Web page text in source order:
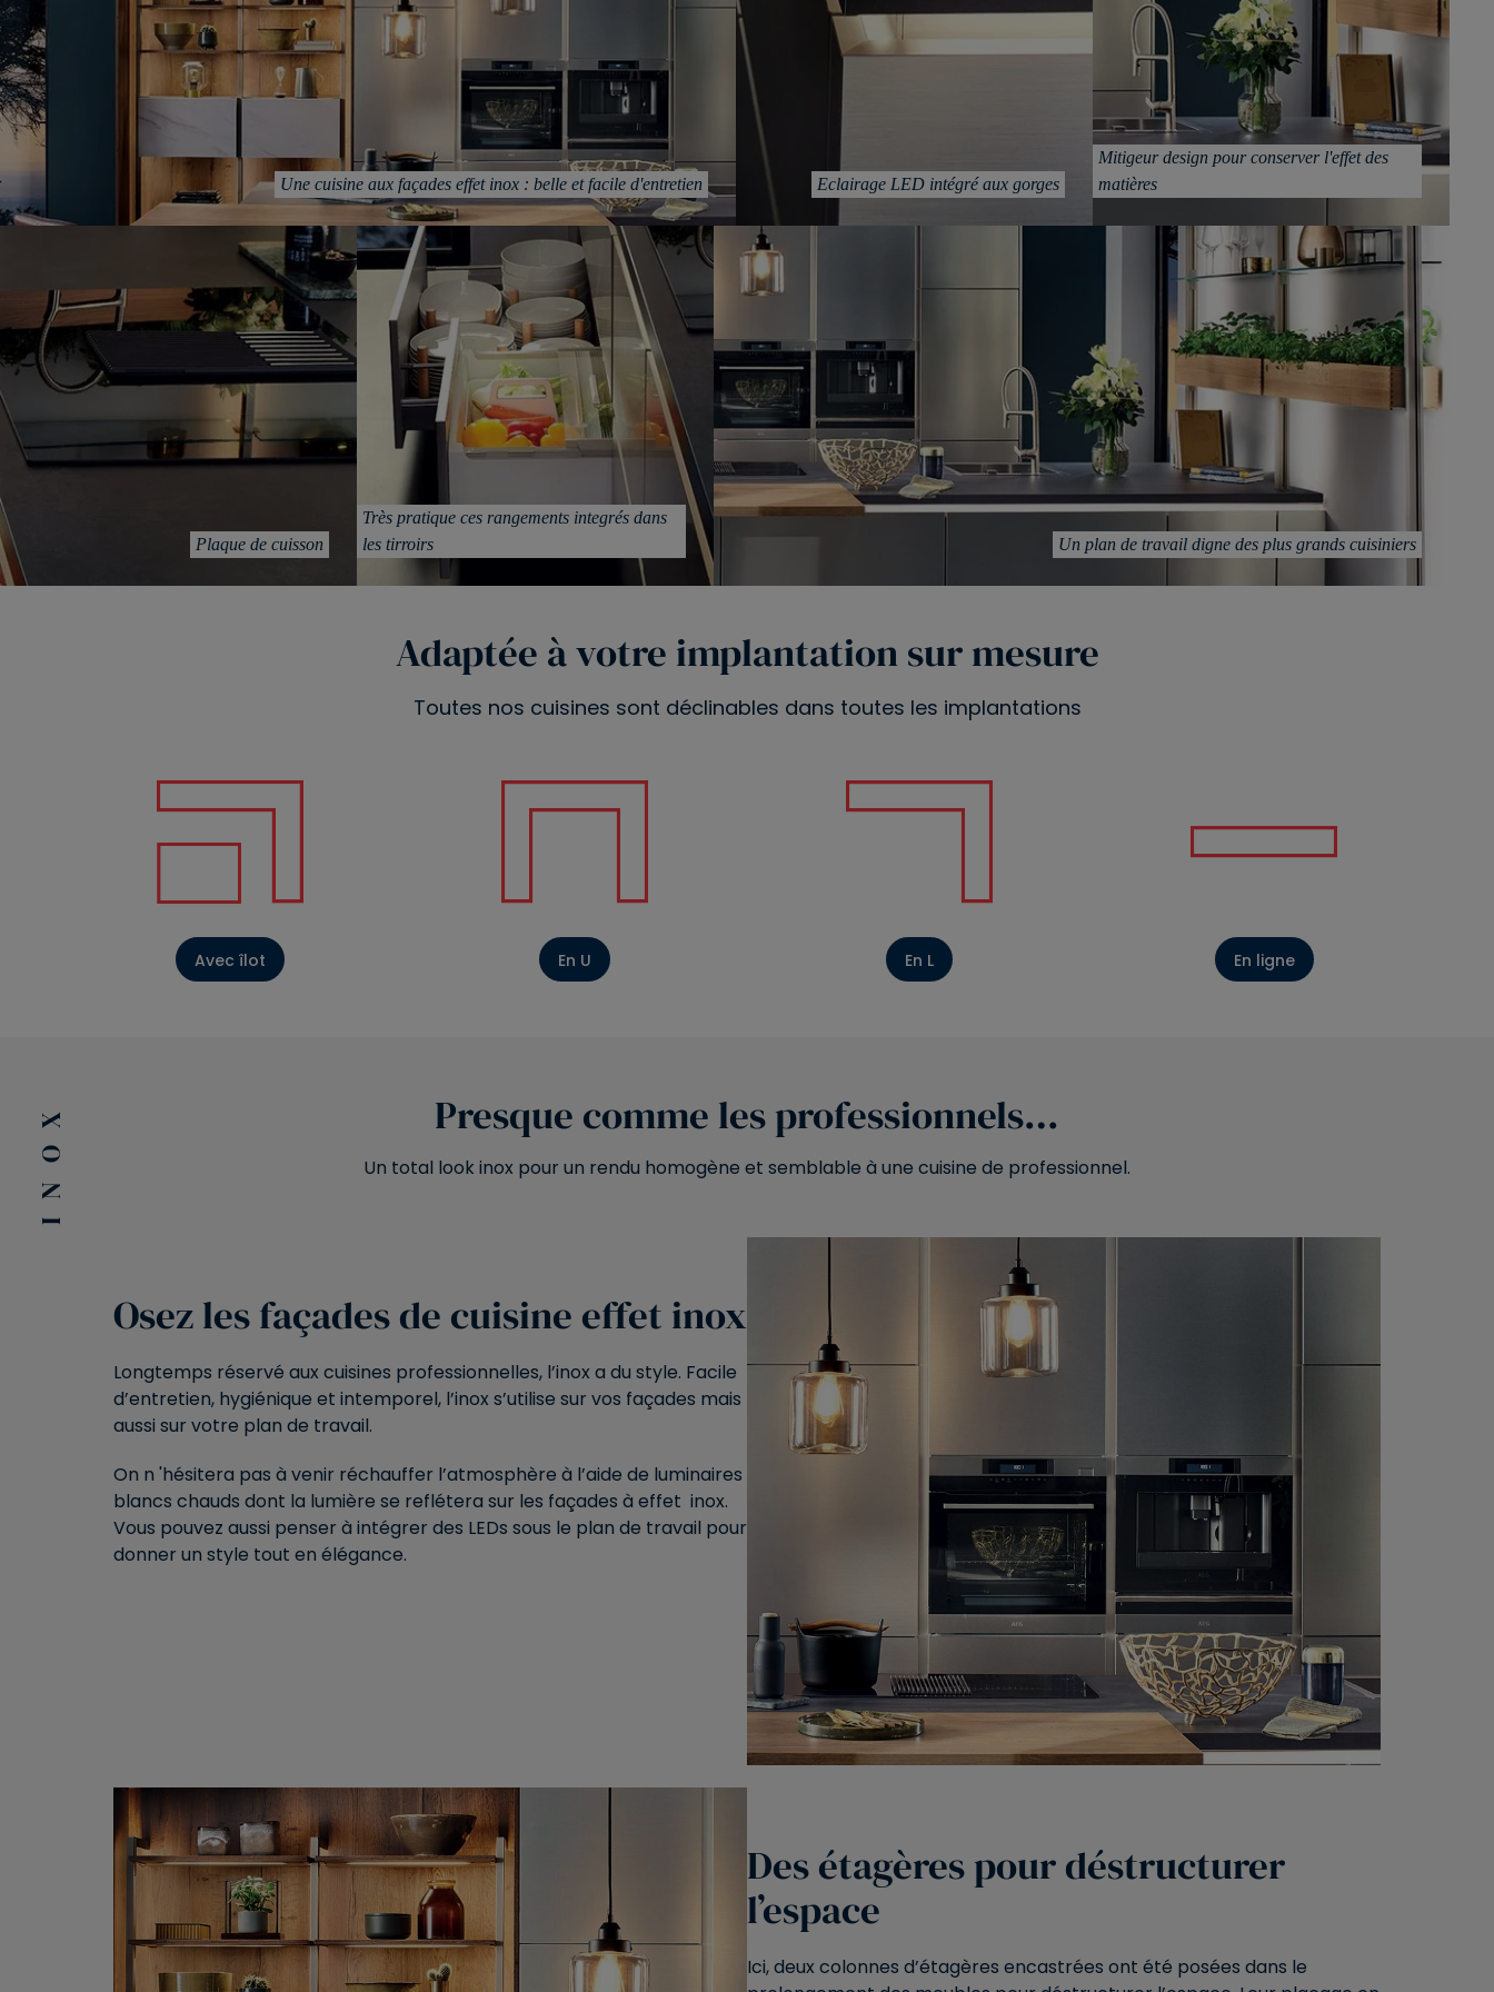
Une cuisine aux façades effet inox : belle et facile d'entretien Eclairage LED intégré aux gorges
Mitigeur design pour conserver l'effet des
matières
Plaque de cuisson
Très pratique ces rangements integrés dans
les tirroirs
Un plan de travail digne des plus grands cuisiniers
Adaptée à votre implantation sur mesure
Toutes nos cuisines sont déclinables dans toutes les implantations
Avec îlot En U En L En ligne
Presque comme les professionnels…
Un total look inox pour un rendu homogène et semblable à une cuisine de professionnel.
Osez les façades de cuisine effet inox
INOX
Longtemps réservé aux cuisines professionnelles, l’inox a du style. Facile
d’entretien, hygiénique et intemporel, l’inox s’utilise sur vos façades mais
aussi sur votre plan de travail.
On n 'hésitera pas à venir réchauffer l’atmosphère à l’aide de luminaires
blancs chauds dont la lumière se reflétera sur les façades à effet inox.
Vous pouvez aussi penser à intégrer des LEDs sous le plan de travail pour
donner un style tout en élégance.
Des étagères pour déstructurer
l’espace
Ici, deux colonnes d’étagères encastrées ont été posées dans le